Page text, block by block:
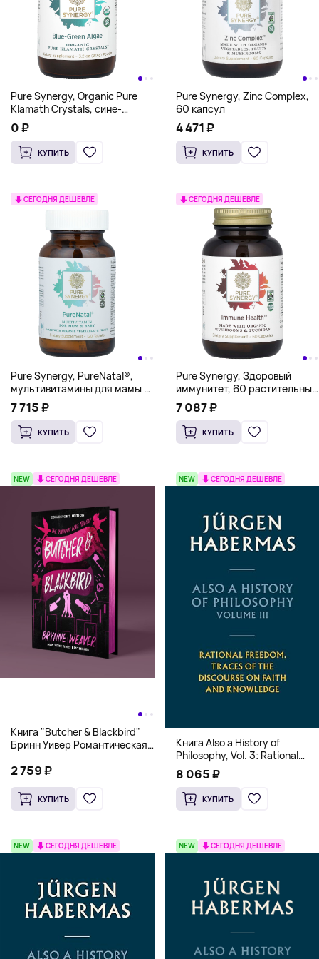
Pure Synergy, Organic Pure
Klamath Crystals, сине-
зеленые водоросли, 90 г (3,2
унции)
0 ₽
КУПИТЬ
Pure Synergy, Zinc Complex,
60 капсул
4 471 ₽
КУПИТЬ
СЕГОДНЯ ДЕШЕВЛЕ
Pure Synergy, PureNatal®,
мультивитамины для мамы и
ребенка, 120 таблеток
7 715 ₽
КУПИТЬ
СЕГОДНЯ ДЕШЕВЛЕ
Pure Synergy, Здоровый
иммунитет, 60 растительных
капсул
7 087 ₽
КУПИТЬ
NEW СЕГОДНЯ ДЕШЕВЛЕ
Книга "Butcher & Blackbird"
Бринн Уивер Романтическая
(18+)
2 759 ₽
КУПИТЬ
NEW СЕГОДНЯ ДЕШЕВЛЕ
Книга Also a History of
Philosophy, Vol. 3: Rational
Freedom. Traces of the
Discourse on Faith and
Knowledge (Твердый
переплет)
8 065 ₽
КУПИТЬ
NEW СЕГОДНЯ ДЕШЕВЛЕ NEW СЕГОДНЯ ДЕШЕВЛЕ